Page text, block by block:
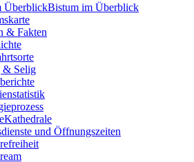
Bistum im Überblick
& Fakten
& Selig
Kathedrale
und Öffnungszeiten